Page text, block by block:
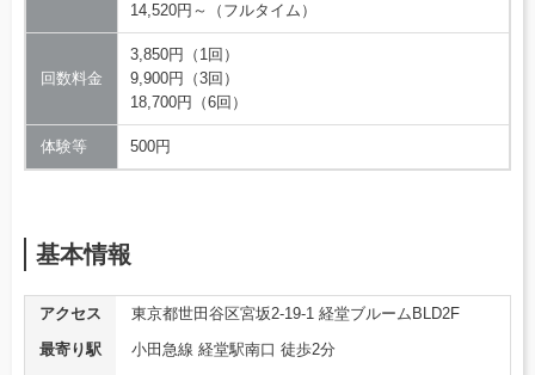
14,520円～（フルタイム）
回数料金
3,850円（1回）
9,900円（3回）
18,700円（6回）
体験等 500円
基本情報
アクセス
東京都世田谷区宮坂2-19-1 経堂ブルームBLD2F
最寄り駅
小田急線 経堂駅南口 徒歩2分